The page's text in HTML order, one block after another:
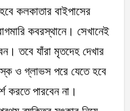
কলকাতার বাইপাসের
কবরস্থানে। সেখানেই
তবে যাঁরা মৃতদেহ দেখার
ও গ্লাভস পরে যেতে হবে
করতে পারবেন না।